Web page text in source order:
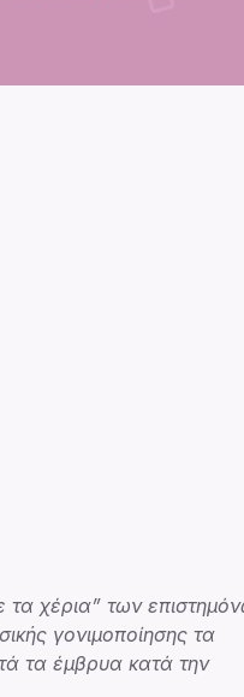
τα χέρια” των
γονιμοποίησης τα
τα έμβρυα κατά την